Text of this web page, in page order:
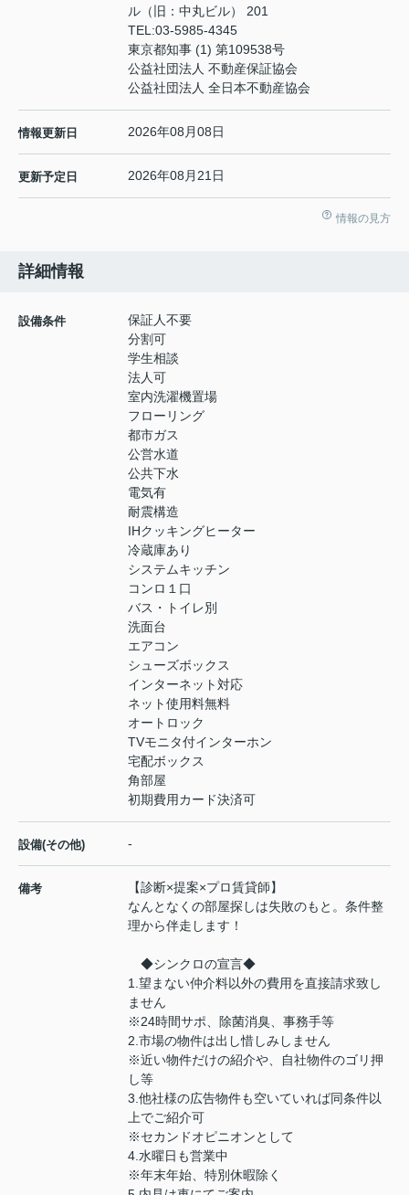
ル（旧：中丸ビル） 201
TEL:03-5985-4345
東京都知事 (1) 第109538号
公益社団法人 不動産保証協会
公益社団法人 全日本不動産協会
情報更新日 2026年08月08日
更新予定日 2026年08月21日
情報の見方
詳細情報
設備条件
保証人不要
分割可
学生相談
法人可
室内洗濯機置場
フローリング
都市ガス
公営水道
公共下水
電気有
耐震構造
IHクッキングヒーター
冷蔵庫あり
システムキッチン
コンロ１口
バス・トイレ別
洗面台
エアコン
シューズボックス
インターネット対応
ネット使用料無料
オートロック
TVモニタ付インターホン
宅配ボックス
角部屋
初期費用カード決済可
設備(その他) -
備考
【診断×提案×プロ賃貸師】
なんとなくの部屋探しは失敗のもと。条件整
理から伴走します！
◆シンクロの宣言◆
1.望まない仲介料以外の費用を直接請求致し
ません
※24時間サポ、除菌消臭、事務手等
2.市場の物件は出し惜しみしません
※近い物件だけの紹介や、自社物件のゴリ押
し等
3.他社様の広告物件も空いていれば同条件以
上でご紹介可
※セカンドオピニオンとして
4.水曜日も営業中
※年末年始、特別休暇除く